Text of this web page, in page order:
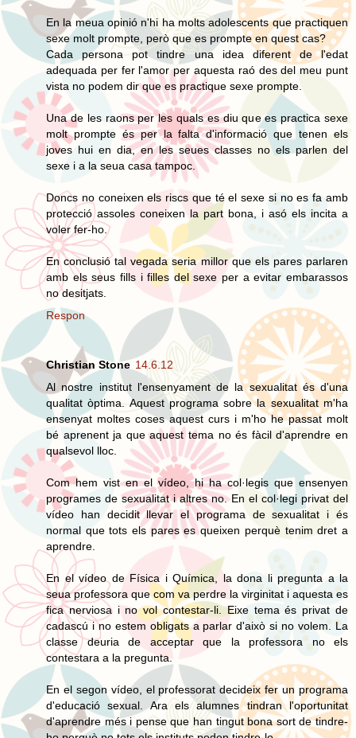
En la meua opinió n'hi ha molts adolescents que practiquen
sexe molt prompte, però que es prompte en quest cas?
Cada persona pot tindre una idea diferent de l'edat
adequada per fer l'amor per aquesta raó des del meu punt
vista no podem dir que es practique sexe prompte.
Una de les raons per les quals es diu que es practica sexe
molt prompte és per la falta d'informació que tenen els
joves hui en dia, en les seues classes no els parlen del
sexe i a la seua casa tampoc.
Doncs no coneixen els riscs que té el sexe si no es fa amb
protecció assoles coneixen la part bona, i asó els incita a
voler fer-ho.
En conclusió tal vegada seria millor que els pares parlaren
amb els seus fills i filles del sexe per a evitar embarassos
no desitjats.
Respon
Christian Stone 14.6.12
Al nostre institut l'ensenyament de la sexualitat és d'una
qualitat òptima. Aquest programa sobre la sexualitat m'ha
ensenyat moltes coses aquest curs i m'ho he passat molt
bé aprenent ja que aquest tema no és fàcil d'aprendre en
qualsevol lloc.
Com hem vist en el vídeo, hi ha col·legis que ensenyen
programes de sexualitat i altres no. En el col·legi privat del
vídeo han decidit llevar el programa de sexualitat i és
normal que tots els pares es queixen perquè tenim dret a
aprendre.
En el vídeo de Física i Química, la dona li pregunta a la
seua professora que com va perdre la virginitat i aquesta es
fica nerviosa i no vol contestar-li. Eixe tema és privat de
cadascú i no estem obligats a parlar d'això si no volem. La
classe deuria de acceptar que la professora no els
contestara a la pregunta.
En el segon vídeo, el professorat decideix fer un programa
d'educació sexual. Ara els alumnes tindran l'oportunitat
d'aprendre més i pense que han tingut bona sort de tindre-